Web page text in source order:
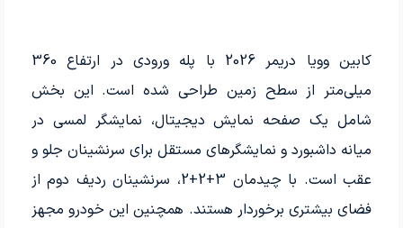
کابین وویا دریمر 2026 با پله ورودی در ارتفاع 360
میلی‌متر از سطح زمین طراحی شده است. این بخش
شامل یک صفحه نمایش دیجیتال، نمایشگر لمسی در
میانه داشبورد و نمایشگرهای مستقل برای سرنشینان جلو و
عقب است. با چیدمان 3+2+2، سرنشینان ردیف دوم از
فضای بیشتری برخوردار هستند. همچنین این خودرو مجهز